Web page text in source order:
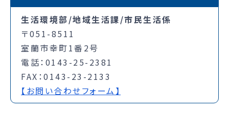
生活環境部/地域生活課/市民生活係
〒051-8511
室蘭市幸町1番2号
電話：0143-25-2381
FAX：0143-23-2133
【お問い合わせフォーム】